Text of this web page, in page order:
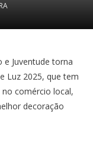
e Juventude torna
Luz 2025, que tem
comércio local,
decoração